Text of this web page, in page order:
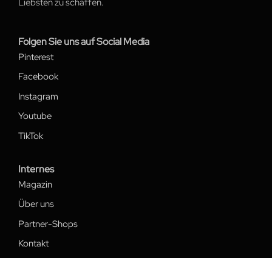
Folgen Sie uns auf Social Media
Pinterest
Facebook
Instagram
Youtube
TikTok
Internes
Magazin
Über uns
Partner-Shops
Kontakt